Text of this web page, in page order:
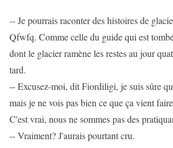
-- Je pourrais raconter des histoires de
Qfwfq. Comme celle du guide qui est
dont le glacier ramène les restes au jour
tard.
-- Excusez-moi, dit Fiordiligi, je suis sûre
mais je ne vois pas bien ce que ça vient
C'est vrai, nous ne sommes pas des
-- Vraiment? J'aurais pourtant cru.